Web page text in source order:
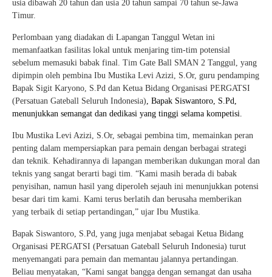
usia dibawah 20 tahun dan usia 20 tahun sampai 70 tahun se-Jawa
Timur.
Perlombaan yang diadakan di Lapangan Tanggul Wetan ini
memanfaatkan fasilitas lokal untuk menjaring tim-tim potensial
sebelum memasuki babak final. Tim Gate Ball SMAN 2 Tanggul, yang
dipimpin oleh pembina Ibu Mustika Levi Azizi, S.Or, guru pendamping
Bapak Sigit Karyono, S.Pd dan Ketua Bidang Organisasi PERGATSI
(Persatuan Gateball Seluruh Indonesia), Bapak Siswantoro, S.Pd,
menunjukkan semangat dan dedikasi yang tinggi selama kompetisi.
Ibu Mustika Levi Azizi, S.Or, sebagai pembina tim, memainkan peran
penting dalam mempersiapkan para pemain dengan berbagai strategi
dan teknik. Kehadirannya di lapangan memberikan dukungan moral dan
teknis yang sangat berarti bagi tim. “Kami masih berada di babak
penyisihan, namun hasil yang diperoleh sejauh ini menunjukkan potensi
besar dari tim kami. Kami terus berlatih dan berusaha memberikan
yang terbaik di setiap pertandingan,” ujar Ibu Mustika.
Bapak Siswantoro, S.Pd, yang juga menjabat sebagai Ketua Bidang
Organisasi PERGATSI (Persatuan Gateball Seluruh Indonesia) turut
menyemangati para pemain dan memantau jalannya pertandingan.
Beliau menyatakan, “Kami sangat bangga dengan semangat dan usaha